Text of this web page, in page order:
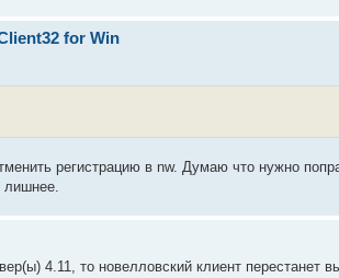
for Win
регистрацию в nw. Думаю что нужно
4.11, то новелловский клиент перестанет